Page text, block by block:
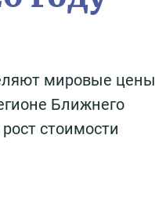
мировые цены
Ближнего
стоимости